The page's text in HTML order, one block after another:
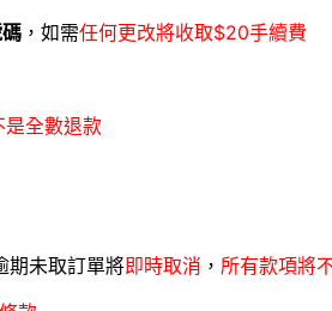
，如需任何更改將收取$20手續費
是全數退款
期未取訂單將即時取消 ， 所有款項將